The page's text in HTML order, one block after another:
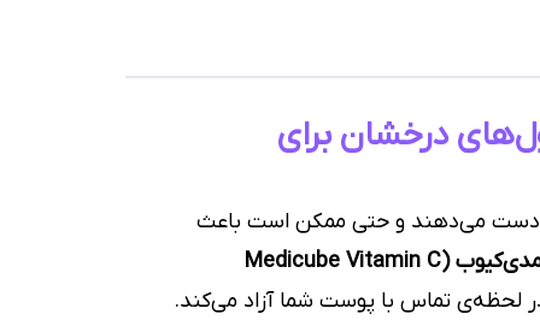
درخشان برای
از دست می‌دهند و حتی ممکن است باعث
کرم ویتامین سی کپسولی مدی‌کیوب (Medicube Vitamin C
لحظه‌ی تماس با پوست شما آزاد می‌کند.